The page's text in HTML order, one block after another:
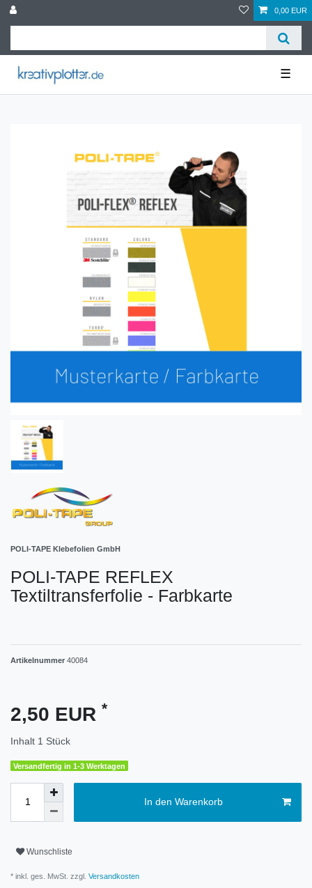
0,00 EUR
☰
POLI-TAPE Klebefolien GmbH
POLI-TAPE REFLEX
Textiltransferfolie - Farbkarte
Artikelnummer 40084
2,50 EUR *
Inhalt 1 Stück
Versandfertig in 1-3 Werktagen
In den Warenkorb
Wunschliste
* inkl. ges. MwSt. zzgl. Versandkosten